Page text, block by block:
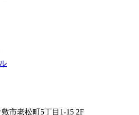
市老松町5丁目1-15 2F